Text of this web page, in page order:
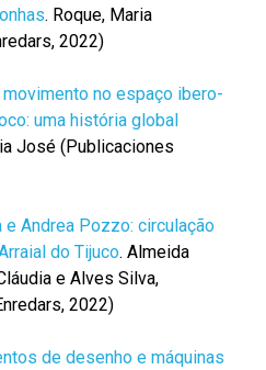
. Roque, Maria
2022)
no espaço ibero-
uma história global
José (Publicaciones
Andrea Pozzo: circulação
do Tijuco. Almeida
e Alves Silva,
2022)
de desenho e máquinas